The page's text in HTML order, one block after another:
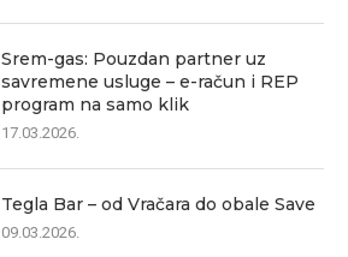
Srem-gas: Pouzdan partner uz
savremene usluge – e-račun i REP
program na samo klik
17.03.2026.
Tegla Bar – od Vračara do obale Save
09.03.2026.